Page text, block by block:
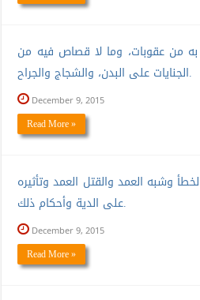
به من عقوبات، وما لا قصاص فيه من
الجنايات على البدن، والشجاج والجراح.
December 9, 2015
Read More »
الخطأ وشبه العمد والقتل العمد وتأثيره
على الدية وأحكام ذلك.
December 9, 2015
Read More »